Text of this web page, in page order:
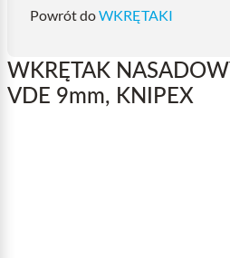
Powrót doWKRĘTAKI
WKRĘTAK
VDE 9mm, KNIPEX